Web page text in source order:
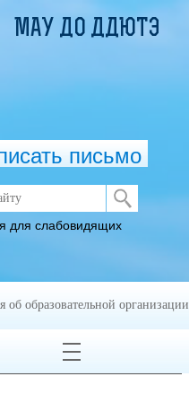
питания и охраны
МАУ ДО ДДЮТЭ
письмо
для слабовидящих
об образовательной организации